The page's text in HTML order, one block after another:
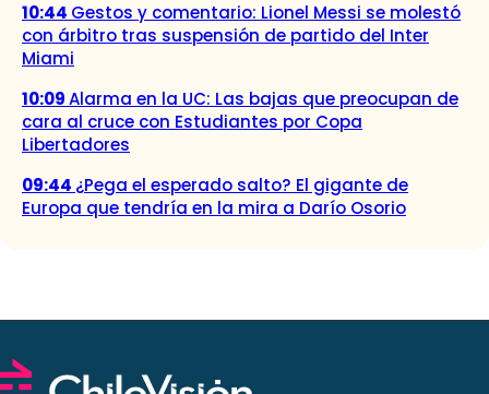
10:44 Gestos y comentario: Lionel Messi se molestó
con árbitro tras suspensión de partido del Inter
Miami
10:09Alarma en la UC: Las bajas que preocupan de
cara al cruce con Estudiantes por Copa
Libertadores
09:44 ¿Pega el esperado salto? El gigante de
Europa que tendría en la mira a Darío Osorio